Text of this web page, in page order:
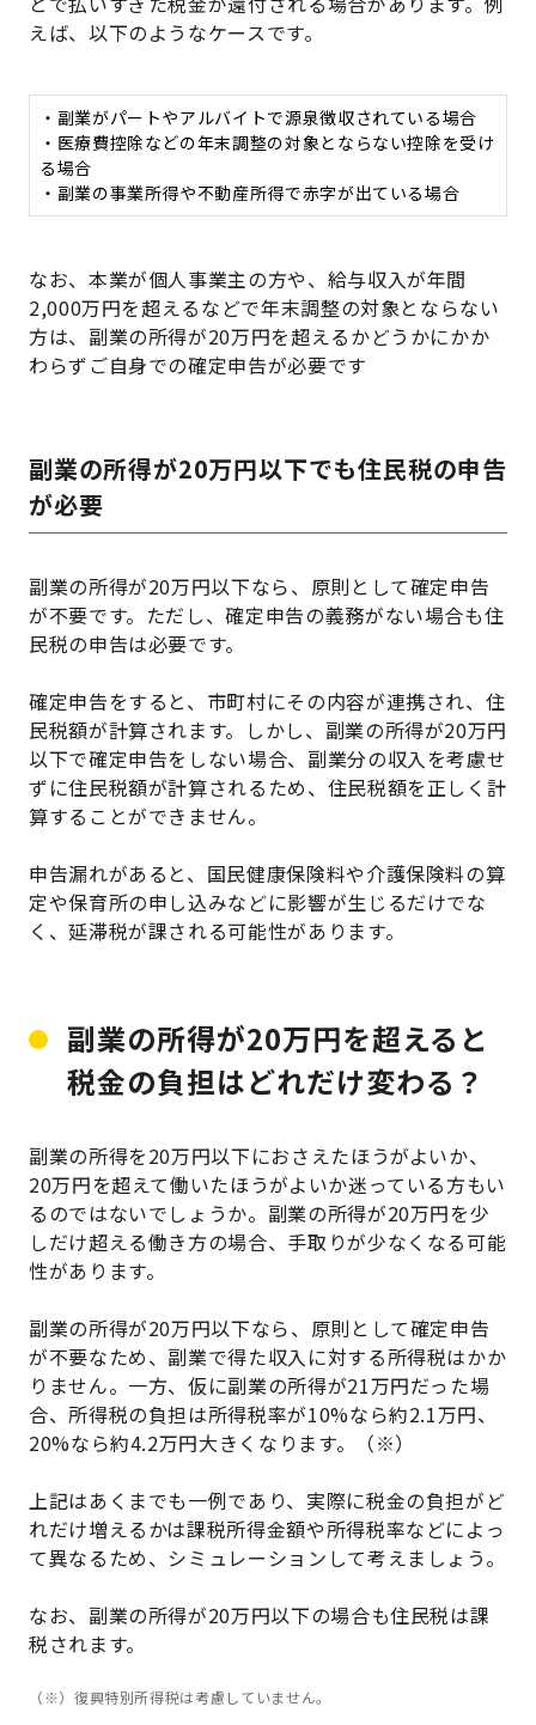
えば、以下のようなケースです。
・副業がパートやアルバイトで源泉徴収されている場合
・医療費控除などの年末調整の対象とならない控除を受け
る場合
・副業の事業所得や不動産所得で赤字が出ている場合
なお、本業が個人事業主の方や、給与収入が年間
2,000万円を超えるなどで年末調整の対象とならない
方は、副業の所得が20万円を超えるかどうかにかか
わらずご自身での確定申告が必要です
副業の所得が20万円以下でも住民税の申告
が必要
副業の所得が20万円以下なら、原則として確定申告
が不要です。ただし、確定申告の義務がない場合も住
民税の申告は必要です。
確定申告をすると、市町村にその内容が連携され、住
民税額が計算されます。しかし、副業の所得が20万円
以下で確定申告をしない場合、副業分の収入を考慮せ
ずに住民税額が計算されるため、住民税額を正しく計
算することができません。
申告漏れがあると、国民健康保険料や介護保険料の算
定や保育所の申し込みなどに影響が生じるだけでな
く、延滞税が課される可能性があります。
副業の所得が20万円を超えると
税金の負担はどれだけ変わる？
副業の所得を20万円以下におさえたほうがよいか、
20万円を超えて働いたほうがよいか迷っている方もい
るのではないでしょうか。副業の所得が20万円を少
しだけ超える働き方の場合、手取りが少なくなる可能
性があります。
副業の所得が20万円以下なら、原則として確定申告
が不要なため、副業で得た収入に対する所得税はかか
りません。一方、仮に副業の所得が21万円だった場
合、所得税の負担は所得税率が10%なら約2.1万円、
20%なら約4.2万円大きくなります。（※）
上記はあくまでも一例であり、実際に税金の負担がど
れだけ増えるかは課税所得金額や所得税率などによっ
て異なるため、シミュレーションして考えましょう。
なお、副業の所得が20万円以下の場合も住民税は課
税されます。
（※）復興特別所得税は考慮していません。